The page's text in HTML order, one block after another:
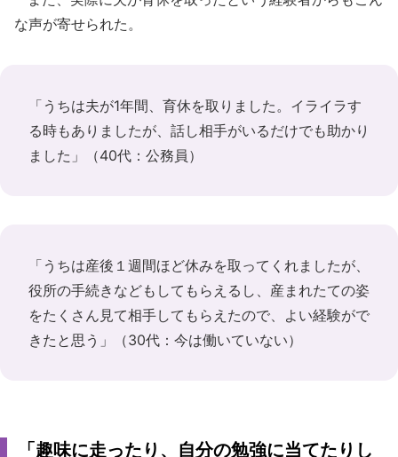
な声が寄せられた。
「うちは夫が1年間、育休を取りました。イライラす
る時もありましたが、話し相手がいるだけでも助かり
ました」（40代：公務員）
「うちは産後１週間ほど休みを取ってくれましたが、
役所の手続きなどもしてもらえるし、産まれたての姿
をたくさん見て相手してもらえたので、よい経験がで
きたと思う」（30代：今は働いていない）
「趣味に走ったり、自分の勉強に当てたりし